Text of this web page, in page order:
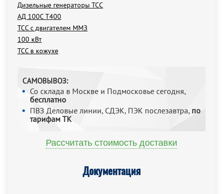
Дизельные генераторы ТСС
АД 100С Т400
ТСС с двигателем ММЗ
100 кВт
ТСС в кожухе
САМОВЫВОЗ:
Со склада в Москве и Подмосковье сегодня,
бесплатно
ПВЗ Деловые линии, СДЭК, ПЭК послезавтра, по
тарифам ТК
Рассчитать стоимость доставки
Документация